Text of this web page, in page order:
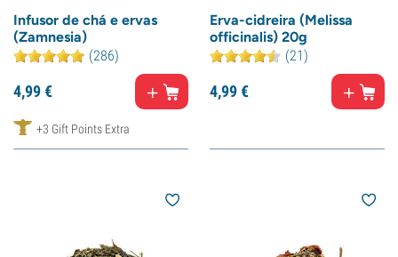
Infusor de chá e ervas
(Zamnesia)
(286)
4,99€
+3 Gift Points Extra
Erva-cidreira (Melissa
officinalis) 20g
(21)
4,99€